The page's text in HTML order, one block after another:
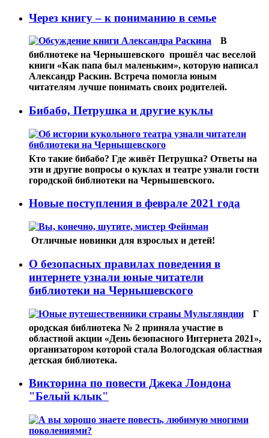
Через книгу – к пониманию в семье
В
библиотеке на Чернышевского прошёл час веселой
книги «Как папа был маленьким», которую написал
Александр Раскин. Встреча помогла юным
читателям лучше понимать своих родителей.
Бибабо, Петрушка и другие куклы
Кто такие бибабо? Где живёт Петрушка? Ответы на
эти и другие вопросы о куклах и театре узнали гости
городской библиотеки на Чернышевского.
Новые поступления в феврале 2021 года
Отличные новинки для взрослых и детей!
О безопасных правилах поведения в
интернете узнали юные читатели
библиотеки на Чернышевского
Г
ородская библиотека № 2 приняла участие в
областной акции «День безопасного Интернета 2021»,
организатором которой стала Вологодская областная
детская библиотека.
Викторина по повести Джека Лондона
"Белый клык"